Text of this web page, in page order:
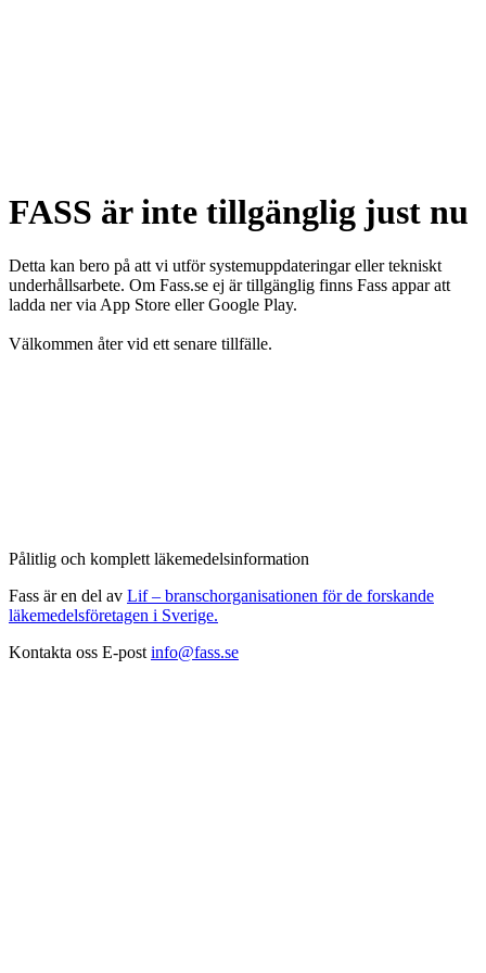
FASS är inte tillgänglig just nu
Detta kan bero på att vi utför systemuppdateringar eller tekniskt
underhållsarbete. Om Fass.se ej är tillgänglig finns Fass appar att
ladda ner via App Store eller Google Play.
Välkommen åter vid ett senare tillfälle.
Pålitlig och komplett läkemedelsinformation
Fass är en del av Lif – branschorganisationen för de forskande
läkemedelsföretagen i Sverige.
Kontakta oss E-post info@fass.se